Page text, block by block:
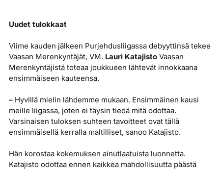
Uudet tulokkaat
Viime kauden jälkeen Purjehdusliigassa debyyttinsä tekee
Vaasan Merenkyntäjät, VM. Lauri KatajistoVaasan
Merenkyntäjistä toteaa joukkueen lähtevät innokkaana
ensimmäiseen kauteensa.
– Hyvillä mielin lähdemme mukaan. Ensimmäinen kausi
meille liigassa, joten ei täysin tiedä mitä odottaa.
Varsinaisen tuloksen suhteen tavoitteet ovat tällä
ensimmäisellä kerralla maltilliset, sanoo Katajisto.
Hän korostaa kokemuksen ainutlaatuista luonnetta.
Katajisto odottaa ennen kaikkea mahdollisuutta päästä